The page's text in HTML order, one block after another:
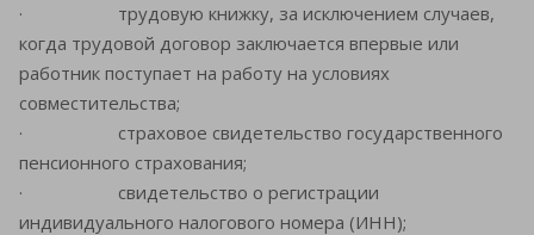
· трудовую книжку, за исключением случаев,
когда трудовой договор заключается впервые или
работник поступает на работу на условиях
совместительства;
· страховое свидетельство государственного
пенсионного страхования;
· свидетельство о регистрации
индивидуального налогового номера (ИНН);